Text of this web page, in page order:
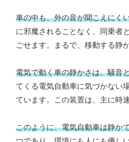
車の中も、外の音が聞こえにく
に邪魔されることなく、同乗者
ごせます。まるで、移動する静
電気で動く車の静かさは、騒音
てくる電気自動車に気づかない
ています。この装置は、主に時
このように、電気自動車は静か